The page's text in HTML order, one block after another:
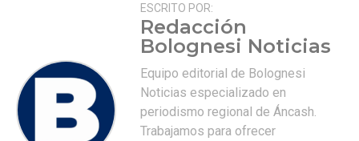
ESCRITO POR:
Redacción
Bolognesi Noticias
Equipo editorial de Bolognesi
Noticias especializado en
periodismo regional de Áncash.
Trabajamos para ofrecer